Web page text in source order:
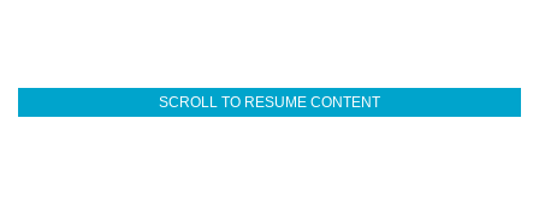
SCROLL TO RESUME CONTENT